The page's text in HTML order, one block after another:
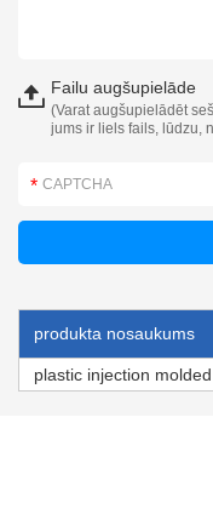
Failu augšupielāde
(Varat augšupielādēt
jums ir liels fails, lūdzu,
produkta nosaukums
plastic injection